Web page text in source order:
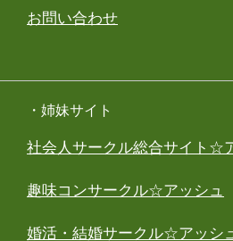
お問い合わせ
・姉妹サイト
社会人サークル総合サイト☆
趣味コンサークル☆アッシュ
婚活・結婚サークル☆アッシ